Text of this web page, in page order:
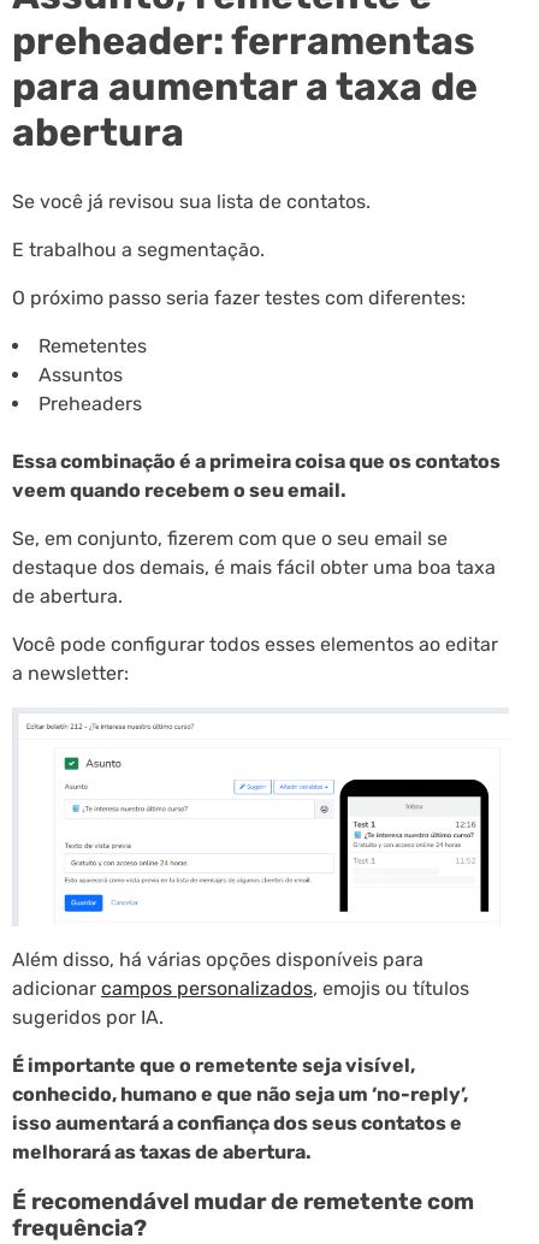
preheader: ferramentas
para aumentar a taxa de
abertura
Se você já revisou sua lista de contatos.
E trabalhou a segmentação.
O próximo passo seria fazer testes com diferentes:
Remetentes
Assuntos
Preheaders
Essa combinação é a primeira coisa que os contatos
veem quando recebem o seu email.
Se, em conjunto, fizerem com que o seu email se
destaque dos demais, é mais fácil obter uma boa taxa
de abertura.
Você pode configurar todos esses elementos ao editar
a newsletter:
Além disso, há várias opções disponíveis para
adicionar campos personalizados, emojis ou títulos
sugeridos por IA.
É importante que o remetente seja visível,
conhecido, humano e que não seja um ‘no-reply’,
isso aumentará a confiança dos seus contatos e
melhorará as taxas de abertura.
É recomendável mudar de remetente com
frequência?